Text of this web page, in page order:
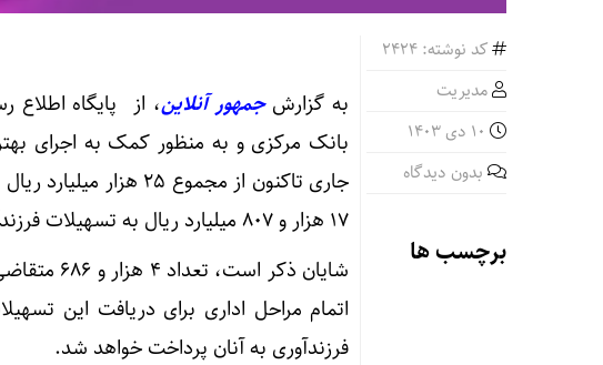
کد نوشته: 2424
مدیریت
بدون دیدگاه
برچسب ها
به گزارشجمهور آنلاین، از پایگاه اطلاع
بانک مرکزی و به منظور کمک به اجرای
۱۷ هزار و ۸۰۷ میلیارد ریال به تسهیلات فرزندآوری اختصاص داده است.
شایان
اتمام مراحل اداری برای دریافت این
فرزندآوری به آنان پرداخت خواهد شد.